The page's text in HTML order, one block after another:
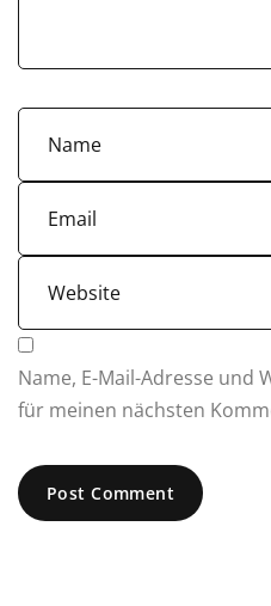
Name, E-Mail-Adresse und
für meinen nächsten